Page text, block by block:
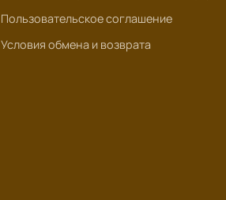
Пользовательское соглашение
Условия обмена и возврата